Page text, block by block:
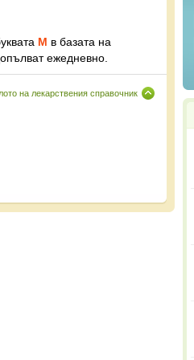
М в базата на
ежедневно.
на лекарствения справочник